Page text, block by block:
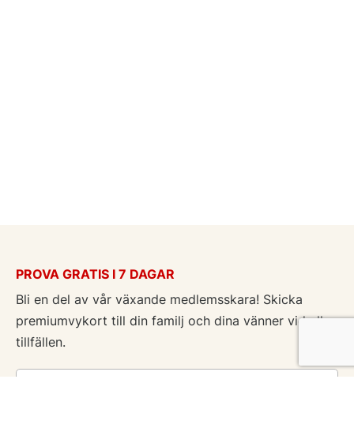
PROVA GRATIS I 7 DAGAR
Bli en del av vår växande medlemsskara! Skicka
premiumvykort till din familj och dina vänner vid alla
tillfällen.